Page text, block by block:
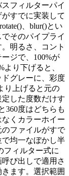
フィルターパイ
すでに実装して
、blur()とい
そのパイプライ
明るさ、コント
ジで、100%が
り下げると、
グレーに、彩度
り上げると元の
した度数だけす
360度はどちらも
くカラーホイー
ファイルがすで
均一なぼかし半
フィルター式に
び出しで適用さ
ます。選択範囲